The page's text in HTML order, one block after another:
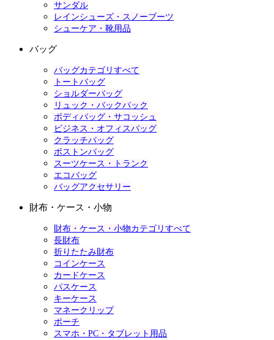
サンダル
レインシューズ・スノーブーツ
シューケア・靴用品
バッグ
バッグカテゴリすべて
トートバッグ
ショルダーバッグ
リュック・バックパック
ボディバッグ・サコッシュ
ビジネス・オフィスバッグ
クラッチバッグ
ボストンバッグ
スーツケース・トランク
エコバッグ
バッグアクセサリー
財布・ケース・小物
財布・ケース・小物カテゴリすべて
長財布
折りたたみ財布
コインケース
カードケース
パスケース
キーケース
マネークリップ
ポーチ
スマホ・PC・タブレット用品